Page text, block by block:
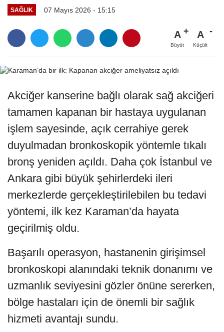
SAĞLIK 07 Mayıs 2026 - 15:15
A
Büyüt
A
Küçült
Akciğer kanserine bağlı olarak sağ akciğeri
tamamen kapanan bir hastaya uygulanan
işlem sayesinde, açık cerrahiye gerek
duyulmadan bronkoskopik yöntemle tıkalı
bronş yeniden açıldı. Daha çok İstanbul ve
Ankara gibi büyük şehirlerdeki ileri
merkezlerde gerçekleştirilebilen bu tedavi
yöntemi, ilk kez Karaman’da hayata
geçirilmiş oldu.
Başarılı operasyon, hastanenin girişimsel
bronkoskopi alanındaki teknik donanımı ve
uzmanlık seviyesini gözler önüne sererken,
bölge hastaları için de önemli bir sağlık
hizmeti avantajı sundu.